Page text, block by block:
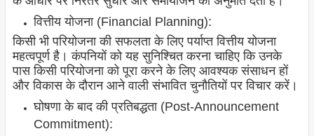
वित्तीय योजना (Financial Planning):
किसी भी परियोजना की सफलता के लिए पर्याप्त वित्तीय योजना
महत्वपूर्ण है। कंपनियों को यह सुनिश्चित करना चाहिए कि उनके
पास किसी परियोजना को पूरा करने के लिए आवश्यक संसाधन हों
और विकास के दौरान आने वाली संभावित चुनौतियों पर विचार करें।
घोषणा के बाद की प्रतिबद्धता (Post-Announcement
Commitment):